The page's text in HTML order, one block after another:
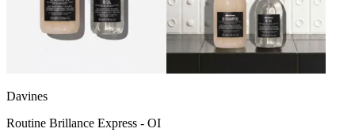
Davines
Routine Brillance Express - OI